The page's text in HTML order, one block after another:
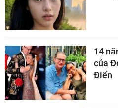
14
của
Điển